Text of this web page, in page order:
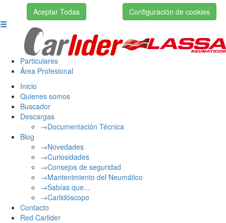
Aceptar Todas
Configuración de cookies
Particulares
Área Profesional
Inicio
Quienes somos
Buscador
Descargas
→Documentación Técnica
Blog
→Novedades
→Curiosidades
→Consejos de seguridad
→Mantenimiento del Neumático
→Sabías que...
→Carlidóscopo
Contacto
Red Carlider